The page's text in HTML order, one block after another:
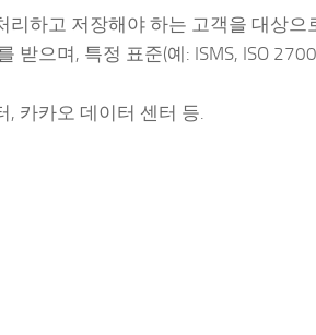
하고 저장해야 하는 고객을 대상으
받으며, 특정 표준(예: ISMS, ISO
, 카카오 데이터 센터 등.